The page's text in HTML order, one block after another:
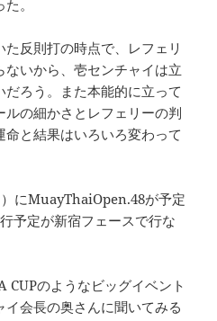
。
反則打の時点で、レフェリ
いから、壱センチャイは立
ろう。また本能的に立って
ルの細かさとレフェリーの判
と結果はいろいろ変わって
にMuayThaiOpen.48が予定
予定が新宿フェースで行な
CUPのようなビッグイベント
会長の奥さんに聞いてみる